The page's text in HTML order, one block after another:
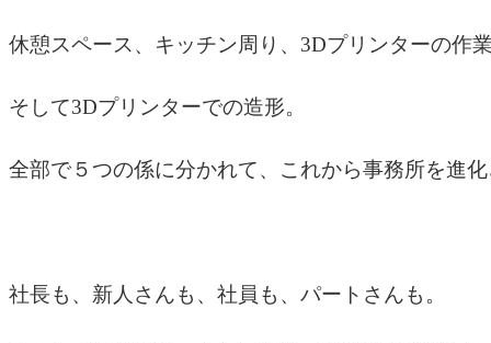
休憩スペース、キッチン周り、3Dプリンターの作
そして3Dプリンターでの造形。
全部で５つの係に分かれて、これから事務所を進
社長も、新人さんも、社員も、パートさんも。